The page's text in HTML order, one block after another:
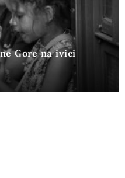
Gore na ivici